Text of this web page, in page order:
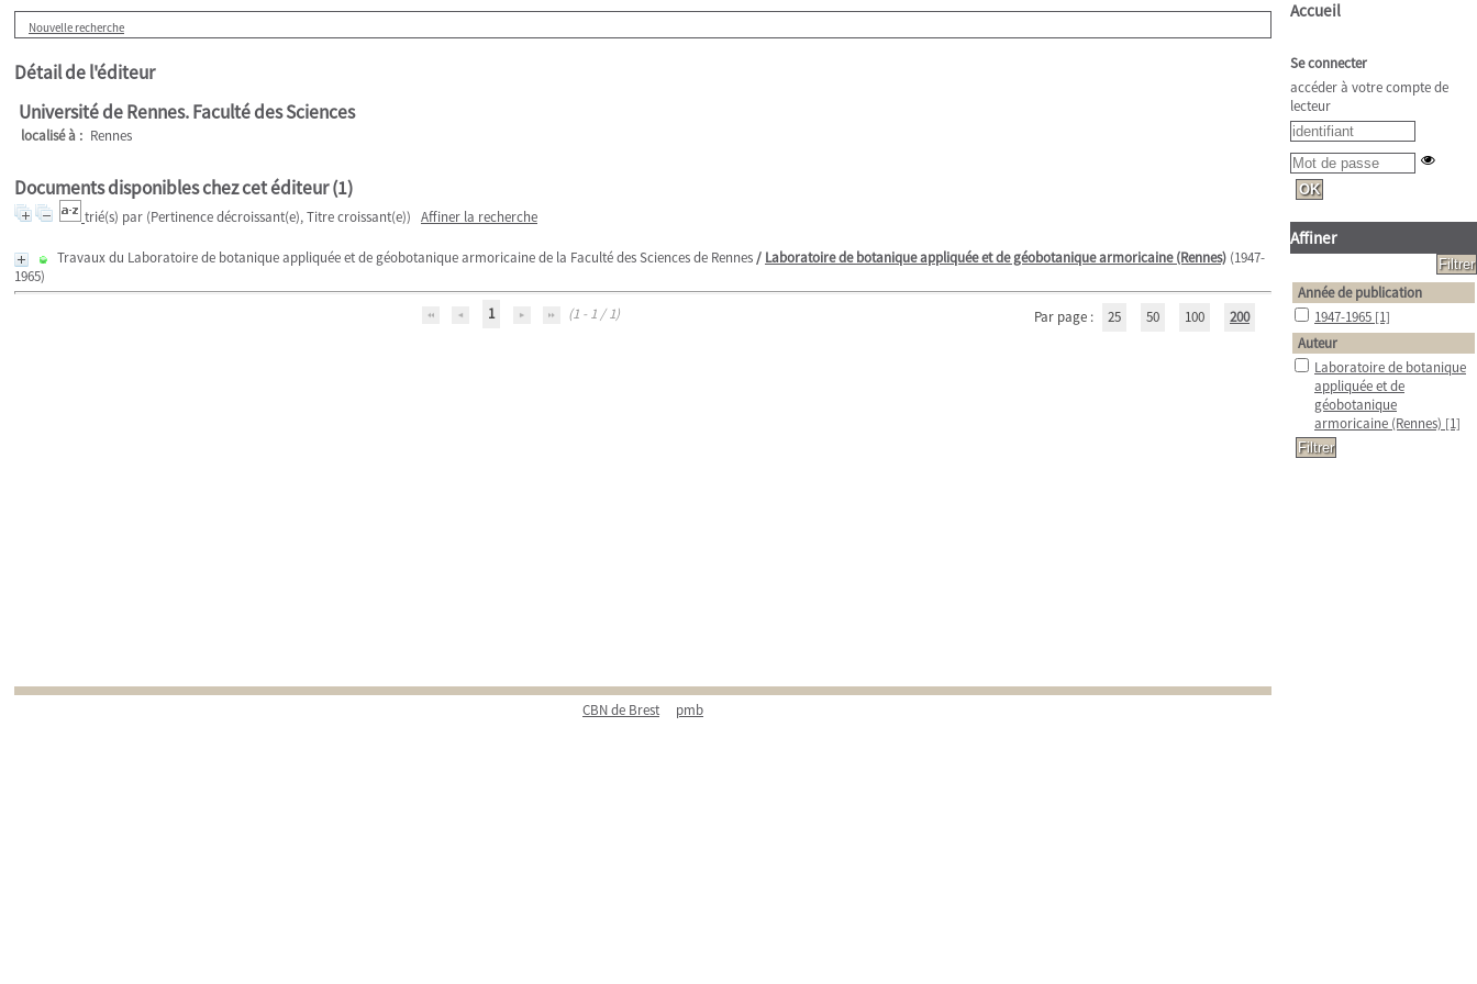
Nouvelle recherche
Détail de l'éditeur
Université de Rennes. Faculté des Sciences
localisé à : Rennes
Documents disponibles chez cet éditeur (1)
trié(s) par (Pertinence décroissant(e), Titre croissant(e)) Affiner la recherche
Travaux du Laboratoire de botanique appliquée et de géobotanique armoricaine de la Faculté des Sciences de Rennes/ Laboratoire de botanique appliquée et de géobotanique armoricaine (Rennes) (1947-
1965)
1
(1 - 1 / 1) Par page : 25 50 100 200
CBN de Brest pmb
Accueil
Se connecter
accéder à votre compte de
lecteur
Affiner
Année de publication
1947-1965 [1]
Auteur
Laboratoire de botanique
appliquée et de
géobotanique
armoricaine (Rennes) [1]